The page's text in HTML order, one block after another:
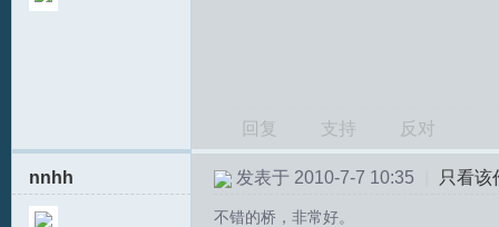
回复 支持 反对
nnhh 发表于 2010-7-7 10:35 只看该
不错的桥，非常好。